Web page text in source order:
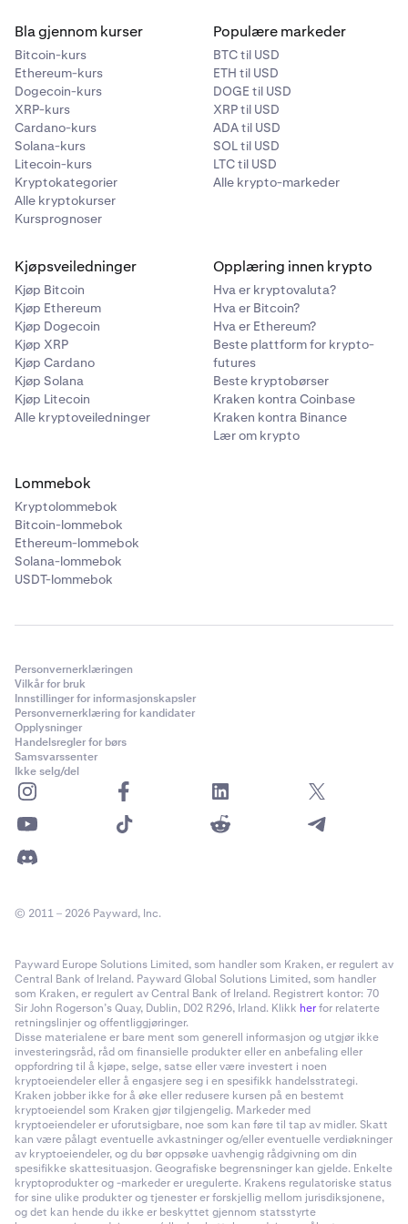
https://www.kraken.com/legal/eea-terms (inkludert
avsnitt 15). Alle andre kvalifiserte bosatte:
https://www.kraken.com/legal/global-terms
Ved å delta godtar du disse bestemmelsene slik de
gjelder for ditt forhold til Kraken. Hvis du er usikker
på hvilke Tjenestevilkår som gjelder for deg, besøk
https://www.kraken.com/legal
Bla gjennom kurser
Bitcoin-kurs
Ethereum-kurs
Dogecoin-kurs
XRP-kurs
Cardano-kurs
Solana-kurs
Litecoin-kurs
Kryptokategorier
Alle kryptokurser
Kursprognoser
Populære markeder
BTC til USD
ETH til USD
DOGE til USD
XRP til USD
ADA til USD
SOL til USD
LTC til USD
Alle krypto-markeder
Kjøpsveiledninger
Kjøp Bitcoin
Kjøp Ethereum
Kjøp Dogecoin
Kjøp XRP
Kjøp Cardano
Kjøp Solana
Kjøp Litecoin
Alle kryptoveiledninger
Opplæring innen krypto
Hva er kryptovaluta?
Hva er Bitcoin?
Hva er Ethereum?
Beste plattform for krypto-
futures
Beste kryptobørser
Kraken kontra Coinbase
Kraken kontra Binance
Lær om krypto
Lommebok
Kryptolommebok
Bitcoin-lommebok
Ethereum-lommebok
Solana-lommebok
USDT-lommebok
Personvernerklæringen
Vilkår for bruk
Innstillinger for informasjonskapsler
Personvernerklæring for kandidater
Opplysninger
Handelsregler for børs
Samsvarssenter
Ikke selg/del
© 2011 – 2026 Payward, Inc.
Payward Europe Solutions Limited, som handler som Kraken, er regulert av
Central Bank of Ireland. Payward Global Solutions Limited, som handler
som Kraken, er regulert av Central Bank of Ireland. Registrert kontor: 70
Sir John Rogerson’s Quay, Dublin, D02 R296, Irland. Klikk herfor relaterte
retningslinjer og offentliggjøringer.
Disse materialene er bare ment som generell informasjon og utgjør ikke
investeringsråd, råd om finansielle produkter eller en anbefaling eller
oppfordring til å kjøpe, selge, satse eller være investert i noen
kryptoeiendeler eller å engasjere seg i en spesifikk handelsstrategi.
Kraken jobber ikke for å øke eller redusere kursen på en bestemt
kryptoeiendel som Kraken gjør tilgjengelig. Markeder med
kryptoeiendeler er uforutsigbare, noe som kan føre til tap av midler. Skatt
kan være pålagt eventuelle avkastninger og/eller eventuelle verdiøkninger
av kryptoeiendeler, og du bør oppsøke uavhengig rådgivning om din
spesifikke skattesituasjon. Geografiske begrensninger kan gjelde. Enkelte
kryptoprodukter og -markeder er uregulerte. Krakens regulatoriske status
for sine ulike produkter og tjenester er forskjellig mellom jurisdiksjonene,
og det kan hende du ikke er beskyttet gjennom statsstyrte